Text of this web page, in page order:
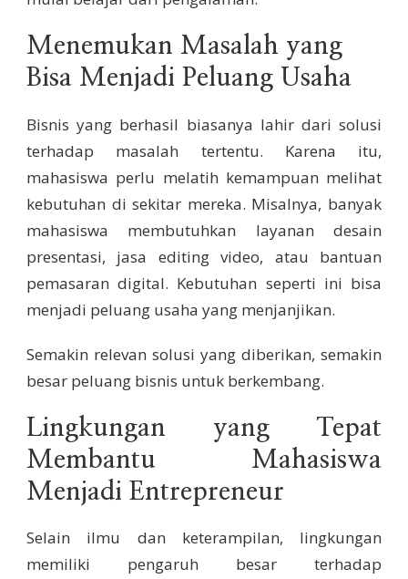
Menemukan Masalah yang
Bisa Menjadi Peluang Usaha
Bisnis yang berhasil biasanya lahir dari solusi
terhadap masalah tertentu. Karena itu,
mahasiswa perlu melatih kemampuan melihat
kebutuhan di sekitar mereka. Misalnya, banyak
mahasiswa membutuhkan layanan desain
presentasi, jasa editing video, atau bantuan
pemasaran digital. Kebutuhan seperti ini bisa
menjadi peluang usaha yang menjanjikan.
Semakin relevan solusi yang diberikan, semakin
besar peluang bisnis untuk berkembang.
Lingkungan yang Tepat
Membantu Mahasiswa
Menjadi Entrepreneur
Selain ilmu dan keterampilan, lingkungan
memiliki pengaruh besar terhadap